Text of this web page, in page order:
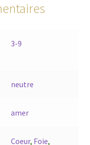
3-9
neutre
amer
Coeur, Foie,